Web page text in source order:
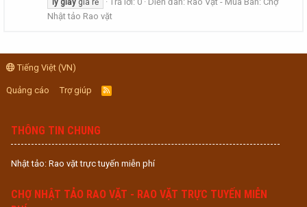
Nhật tảo Rao vặt
Tiếng Việt (VN)
Quảng cáo Trợ giúp
R
S
THÔNG TIN CHUNG
Nhật tảo: Rao vặt trực tuyến miễn phí
CHỢ NHẬT TẢO RAO VẶT - RAO VẶT TRỰC TUYẾN MIỄN